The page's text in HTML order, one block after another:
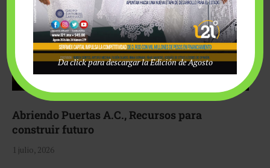
Abriendo Puertas A.C., Recursos para
construir futuro
1 julio, 2026
Da click para descargar la Edición de Agosto